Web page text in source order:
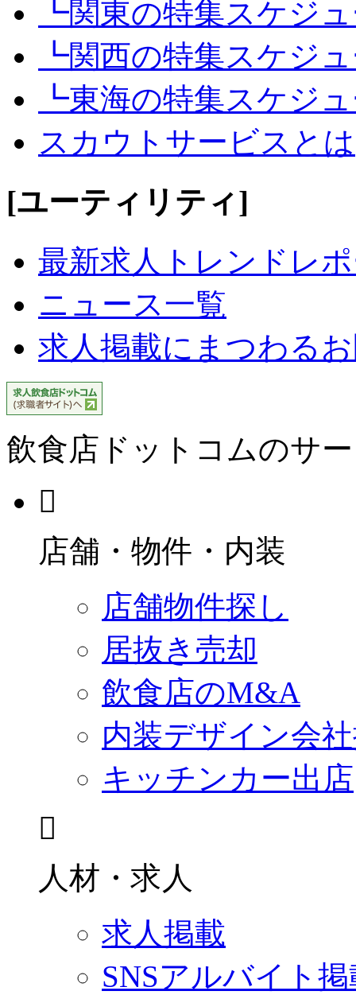
┗関東の特集スケジ
┗関西の特集スケジ
┗東海の特集スケジ
スカウトサービスとは
[ユーティリティ]
最新求人トレンドレ
ニュース一覧
求人掲載にまつわる
飲食店ドットコムのサ
店舗・物件・内装
店舗物件探し
居抜き売却
飲食店のM&A
内装デザイン会
キッチンカー出店
人材・求人
求人掲載
SNSアルバイト